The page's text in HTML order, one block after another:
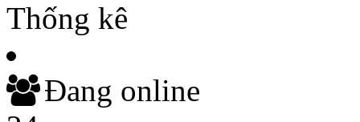
Thống kê
Đang online